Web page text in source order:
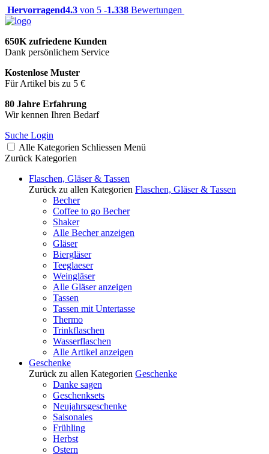
Hervorragend4.3 von 5 -1.338 Bewertungen
650K zufriedene Kunden
Dank persönlichem Service
Kostenlose Muster
Für Artikel bis zu 5 €
80 Jahre Erfahrung
Wir kennen Ihren Bedarf
Suche Login
Alle Kategorien Schliessen Menü
Zurück Kategorien
Flaschen, Gläser & Tassen
Zurück zu allen Kategorien Flaschen, Gläser & Tassen
Becher
Coffee to go Becher
Shaker
Alle Becher anzeigen
Gläser
Biergläser
Teeglaeser
Weingläser
Alle Gläser anzeigen
Tassen
Tassen mit Untertasse
Thermo
Trinkflaschen
Wasserflaschen
Alle Artikel anzeigen
Geschenke
Zurück zu allen Kategorien Geschenke
Danke sagen
Geschenksets
Neujahrsgeschenke
Saisonales
Frühling
Herbst
Ostern